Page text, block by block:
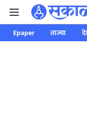
Epaper ताज्या